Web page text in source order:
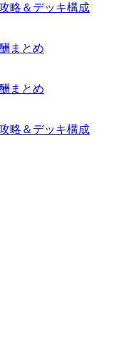
略＆デッキ構成
まとめ
まとめ
略＆デッキ構成